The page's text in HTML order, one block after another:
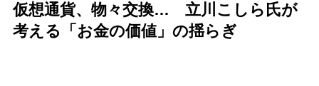
仮想通貨、物々交換… 立川こしら氏が
考える「お金の価値」の揺らぎ